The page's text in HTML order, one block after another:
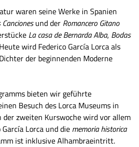
waren seine Werke in Spanien
und der Romancero Gitano
La casa de Bernarda Alba, Bodas
wird Federico García Lorca als
der beginnenden Moderne
bieten wir geführte
Besuch des Lorca Museums in
der zweiten Kurswoche wird vor allem
Lorca und die memoria historica
ist inklusive Alhambraeintritt.